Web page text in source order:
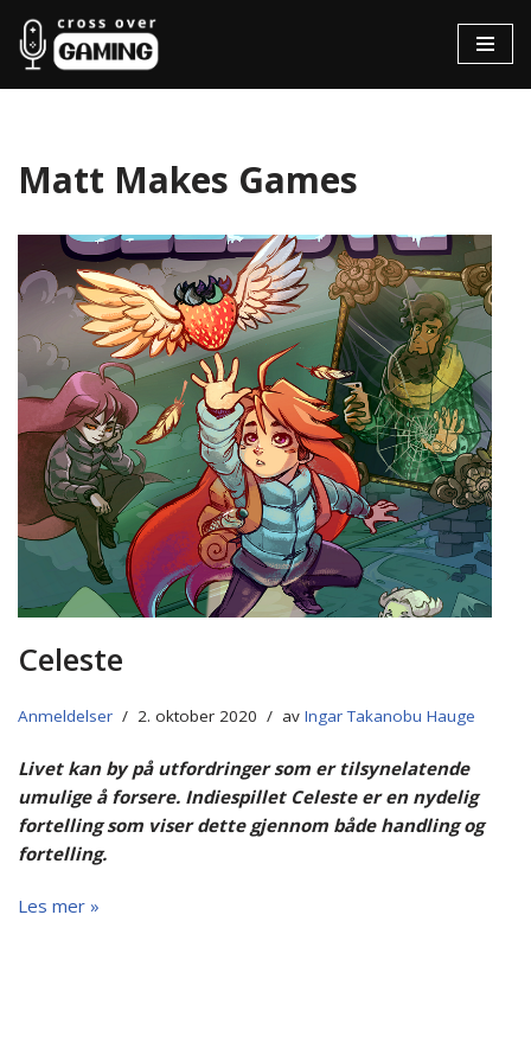
Hopp
til
Matt Makes Games
Celeste
Anmeldelser 2. oktober 2020 av Ingar Takanobu Hauge
Livet kan by på utfordringer som er tilsynelatende
umulige å forsere. Indiespillet Celeste er en nydelig
fortelling som viser dette gjennom både handling og
fortelling.
Les mer »